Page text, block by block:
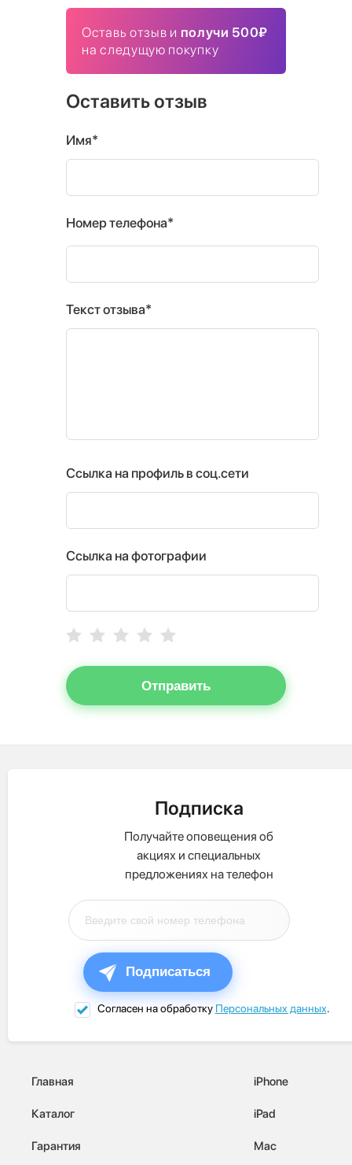
Оставь отзыв и получи 500₽
на следущую покупку
Оставить отзыв
Имя*
Номер телефона*
Текст отзыва*
Ссылка на профиль в соц.сети
Ссылка на фотографии
Отправить
Подписка
Получайте оповещения об
акциях и специальных
предложениях на телефон
Подписаться
Согласен на обработку Персональных данных.
Главная
Каталог
Гарантия
iPhone
iPad
Mac